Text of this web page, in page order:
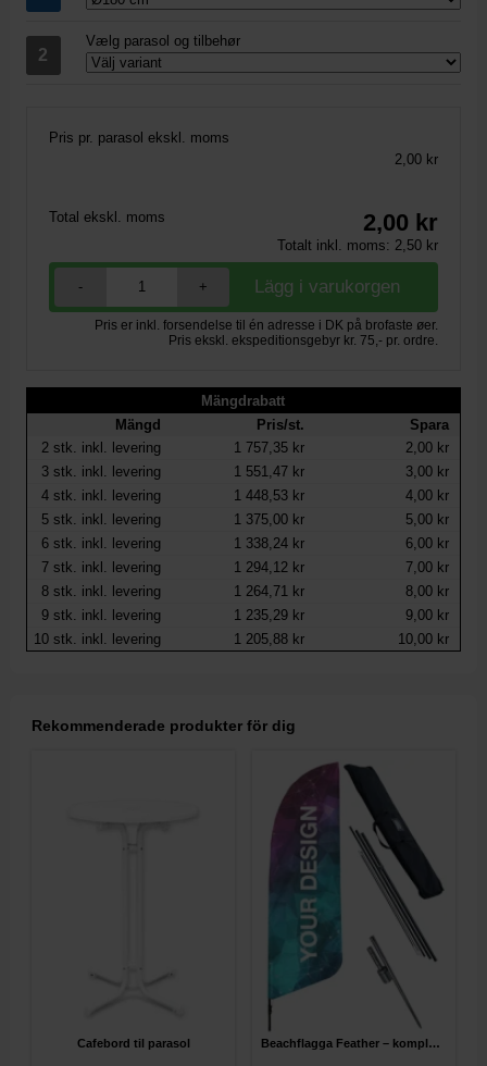
Vælg parasol og tilbehør
Pris pr. parasol ekskl. moms
2,00 kr
Total ekskl. moms 2,00 kr
Totalt inkl. moms: 2,50 kr
- +
Pris er inkl. forsendelse til én adresse i DK på brofaste øer.
Pris ekskl. ekspeditionsgebyr kr. 75,- pr. ordre.
Mängdrabatt
Mängd
Pris/st.
Spara
2stk. inkl. levering 1 757,35 kr
2,00 kr
3stk. inkl. levering 1 551,47 kr
3,00 kr
4stk. inkl. levering 1 448,53 kr
4,00 kr
5stk. inkl. levering 1 375,00 kr
5,00 kr
6stk. inkl. levering 1 338,24 kr
6,00 kr
7stk. inkl. levering 1 294,12 kr
7,00 kr
8stk. inkl. levering 1 264,71 kr
8,00 kr
9stk. inkl. levering 1 235,29 kr
9,00 kr
10stk. inkl. levering 1 205,88 kr 10,00 kr
Rekommenderade produkter för dig
Cafebord til parasol Beachflagga Feather – komplett paket